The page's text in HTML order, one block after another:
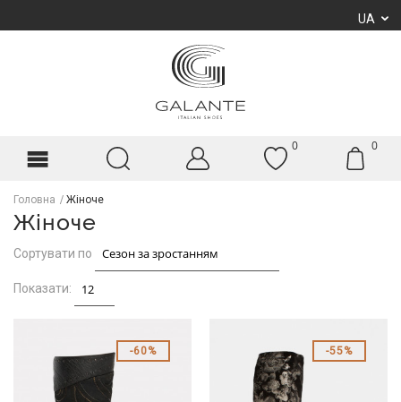
UA
0 0
Головна Жіноче
Жіноче
Сортувати по
Показати:
60% 55%